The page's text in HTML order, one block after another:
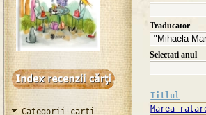
Categorii carti
Traducator
Selectati anul
Titlul
Marea